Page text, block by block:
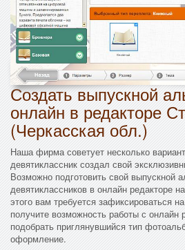
Создать выпускной
онлайн в редакторе
(Черкасская обл.)
Наша фирма советует несколько
девятиклассник создал свой
Возможно подготовить свой выпускной
девятиклассников в онлайн редакторе
этого вам требуется зафиксироваться
получите возможность работы с онлайн
подобрать приглянувшийся тип
оформление.